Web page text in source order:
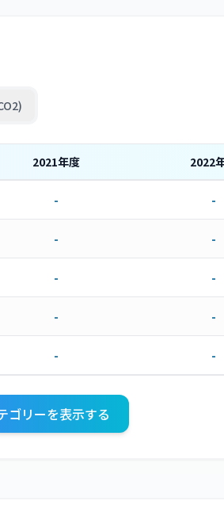
2021年度 2022
- -
- -
- -
- -
- -
ゴリーを表示する